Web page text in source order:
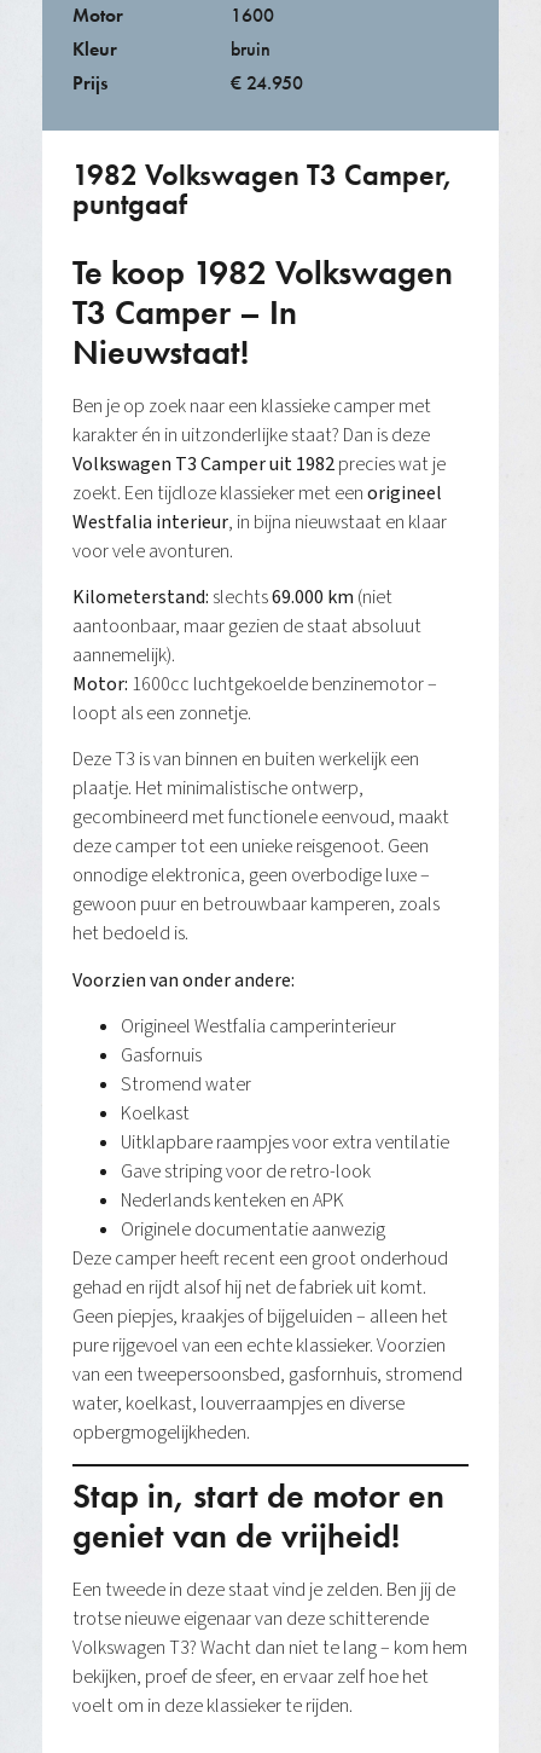
Motor
1600
Kleur
bruin
Prijs
€ 24.950
1982 Volkswagen T3 Camper,
puntgaaf
Te koop 1982 Volkswagen
T3 Camper – In
Nieuwstaat!
Ben je op zoek naar een klassieke camper met
karakter én in uitzonderlijke staat? Dan is deze
Volkswagen T3 Camper uit 1982precies wat je
zoekt. Een tijdloze klassieker met eenorigineel
Westfalia interieur, in bijna nieuwstaat en klaar
voor vele avonturen.
Kilometerstand: slechts69.000 km (niet
aantoonbaar, maar gezien de staat absoluut
aannemelijk).
Motor: 1600cc luchtgekoelde benzinemotor –
loopt als een zonnetje.
Deze T3 is van binnen en buiten werkelijk een
plaatje. Het minimalistische ontwerp,
gecombineerd met functionele eenvoud, maakt
deze camper tot een unieke reisgenoot. Geen
onnodige elektronica, geen overbodige luxe –
gewoon puur en betrouwbaar kamperen, zoals
het bedoeld is.
Voorzien van onder andere:
Origineel Westfalia camperinterieur
Gasfornuis
Stromend water
Koelkast
Uitklapbare raampjes voor extra ventilatie
Gave striping voor de retro-look
Nederlands kenteken en APK
Originele documentatie aanwezig
Deze camper heeft recent een groot onderhoud
gehad en rijdt alsof hij net de fabriek uit komt.
Geen piepjes, kraakjes of bijgeluiden – alleen het
pure rijgevoel van een echte klassieker. Voorzien
van een tweepersoonsbed, gasfornhuis, stromend
water, koelkast, louverraampjes en diverse
opbergmogelijkheden.
Stap in, start de motor en
geniet van de vrijheid!
Een tweede in deze staat vind je zelden. Ben jij de
trotse nieuwe eigenaar van deze schitterende
Volkswagen T3? Wacht dan niet te lang – kom hem
bekijken, proef de sfeer, en ervaar zelf hoe het
voelt om in deze klassieker te rijden.